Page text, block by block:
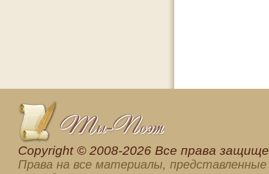
Сopyright © 2008-2026 Все права
Права на все материалы, представленные